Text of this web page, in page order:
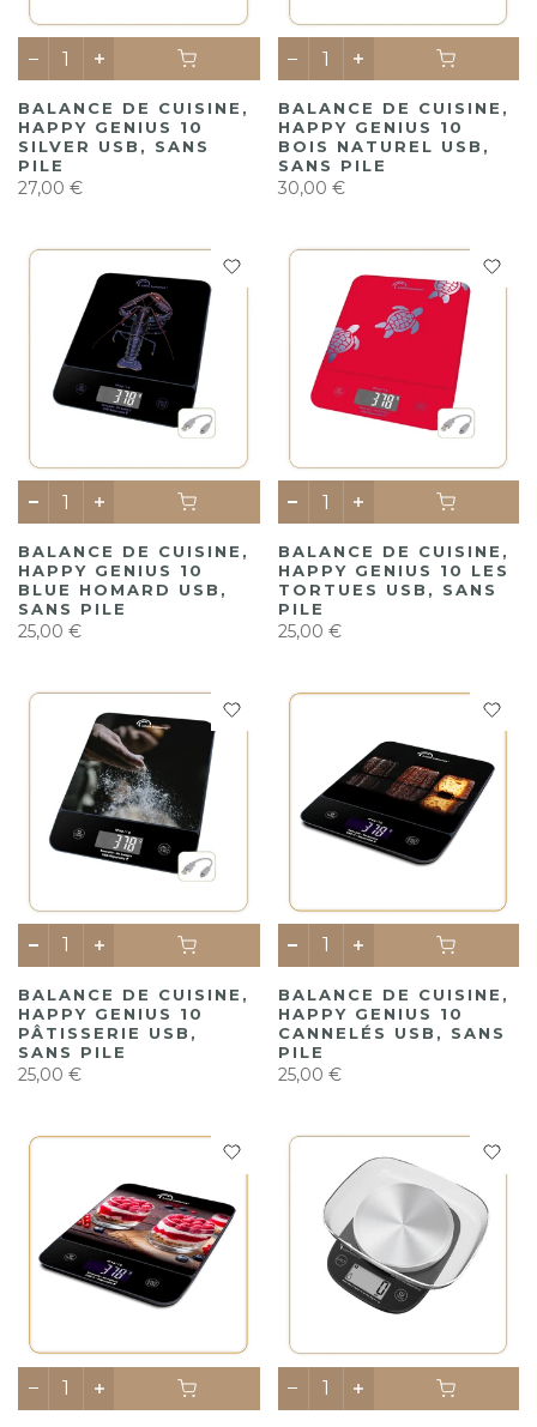
BALANCE DE CUISINE,
HAPPY GENIUS 10
SILVER USB, SANS
PILE
27,00 €
BALANCE DE CUISINE,
HAPPY GENIUS 10
BOIS NATUREL USB,
SANS PILE
30,00 €
BALANCE DE CUISINE,
HAPPY GENIUS 10
BLUE HOMARD USB,
SANS PILE
25,00 €
BALANCE DE CUISINE,
HAPPY GENIUS 10 LES
TORTUES USB, SANS
PILE
25,00 €
BALANCE DE CUISINE,
HAPPY GENIUS 10
PÂTISSERIE USB,
SANS PILE
25,00 €
BALANCE DE CUISINE,
HAPPY GENIUS 10
CANNELÉS USB, SANS
PILE
25,00 €